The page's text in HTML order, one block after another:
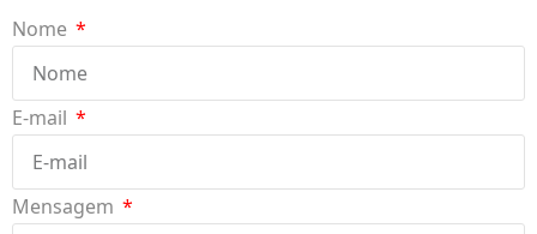
Nome
E-mail
Mensagem